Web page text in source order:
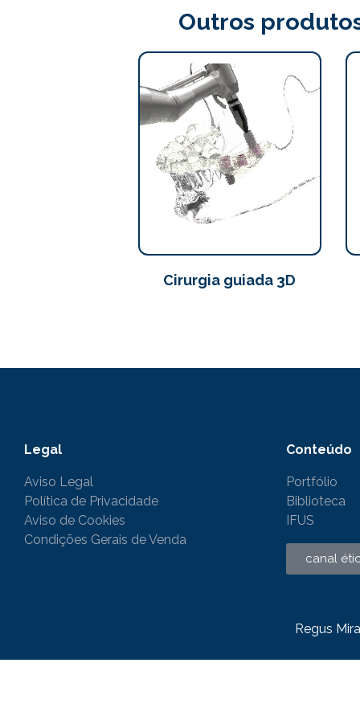
Outros
Cirurgia guiada 3D
Legal
Aviso Legal
Política de Privacidade
Aviso de Cookies
Condições Gerais de Venda
Conteúdo
Portfólio
Biblioteca
IFUS
canal
Regus